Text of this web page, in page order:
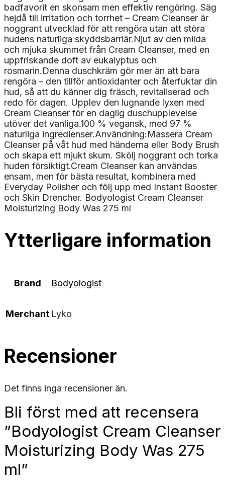
badfavorit en skonsam men effektiv rengöring. Säg
hejdå till irritation och torrhet – Cream Cleanser är
noggrant utvecklad för att rengöra utan att störa
hudens naturliga skyddsbarriär.Njut av den milda
och mjuka skummet från Cream Cleanser, med en
uppfriskande doft av eukalyptus och
rosmarin.Denna duschkräm gör mer än att bara
rengöra – den tillför antioxidanter och återfuktar din
hud, så att du känner dig fräsch, revitaliserad och
redo för dagen. Upplev den lugnande lyxen med
Cream Cleanser för en daglig duschupplevelse
utöver det vanliga.100 % vegansk, med 97 %
naturliga ingredienser.Användning:Massera Cream
Cleanser på våt hud med händerna eller Body Brush
och skapa ett mjukt skum. Skölj noggrant och torka
huden försiktigt.Cream Cleanser kan användas
ensam, men för bästa resultat, kombinera med
Everyday Polisher och följ upp med Instant Booster
och Skin Drencher. Bodyologist Cream Cleanser
Moisturizing Body Was 275 ml
Ytterligare information
Brand Bodyologist
Merchant Lyko
Recensioner
Det finns inga recensioner än.
Bli först med att recensera
”Bodyologist Cream Cleanser
Moisturizing Body Was 275
ml”